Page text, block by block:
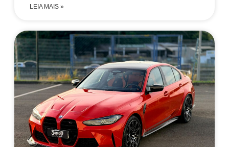
LEIA MAIS »